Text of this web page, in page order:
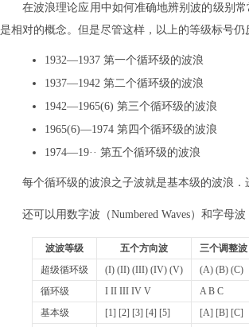
在波浪理论应用中如何准确地辨别波的级别
是相对的概念。但是尽管这样，以上的等级标号
1932—1937 第一个循环级的波浪
1937—1942 第二个循环级的波浪
1942—1965(6) 第三个循环级的波浪
1965(6)—1974 第四个循环级的波浪
1974—19·· 第五个循环级的波浪
每个循环级的波浪之子波就是基本级的波浪
还可以用数字波（Numbered Waves）和字母
波波等级 五个方向波
三个调整波
超级循环级
(I) (II) (III) (IV) (V)
(A) (B) (C)
循环级
I II III IV V
A B C
基本级
[1] [2] [3] [4] [5] [A] [B] [C]